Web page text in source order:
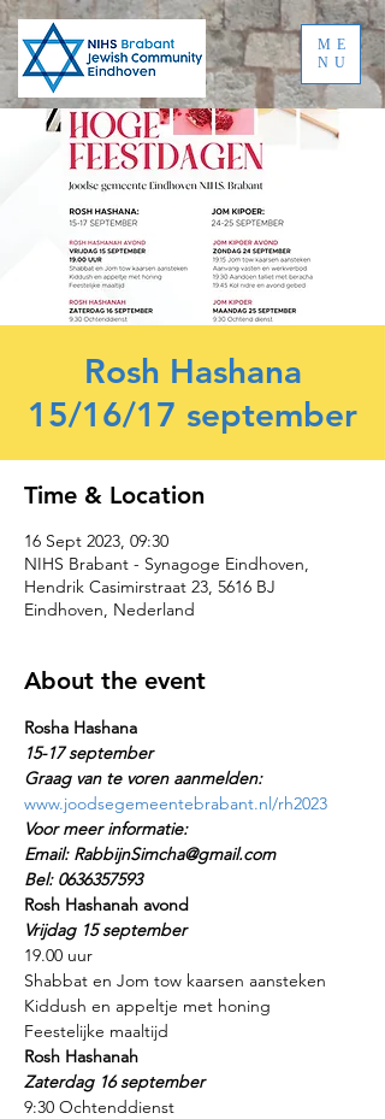
ME
NU
Rosh Hashana
15/16/17 september
Time & Location
16 Sept 2023, 09:30
NIHS Brabant - Synagoge Eindhoven,
Hendrik Casimirstraat 23, 5616 BJ
Eindhoven, Nederland
About the event
Rosha Hashana
15-17 september
Graag van te voren aanmelden:
www.joodsegemeentebrabant.nl/rh2023
Voor meer informatie:
Email: RabbijnSimcha@gmail.com
Bel: 0636357593
Rosh Hashanah avond
Vrijdag 15 september
19.00 uur
Shabbat en Jom tow kaarsen aansteken
Kiddush en appeltje met honing
Feestelijke maaltijd
Rosh Hashanah
Zaterdag 16 september
9:30 Ochtenddienst